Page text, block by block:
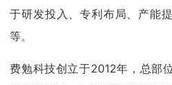
于研发投入、专利布局、产能
等。
费勉科技创立于2012年，总部